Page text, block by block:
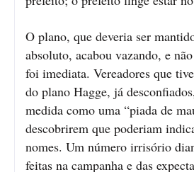
O plano, que deveria ser
absoluto, acabou vazando, e
foi imediata. Vereadores que
do plano Hagge, já
medida como uma “piada de
descobrirem que poderiam
nomes. Um número irrisório
feitas na campanha e das